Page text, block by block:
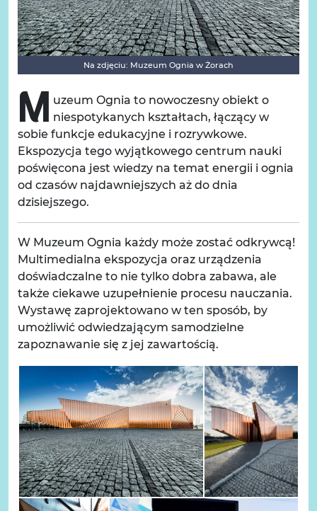
Na zdjęciu: Muzeum Ognia w Żorach
Muzeum Ognia to nowoczesny obiekt o niespotykanych kształtach, łączący w
sobie funkcje edukacyjne i rozrywkowe.
Ekspozycja tego wyjątkowego centrum nauki
poświęcona jest wiedzy na temat energii i ognia
od czasów najdawniejszych aż do dnia
dzisiejszego.
W Muzeum Ognia każdy może zostać odkrywcą!
Multimedialna ekspozycja oraz urządzenia
doświadczalne to nie tylko dobra zabawa, ale
także ciekawe uzupełnienie procesu nauczania.
Wystawę zaprojektowano w ten sposób, by
umożliwić odwiedzającym samodzielne
zapoznawanie się z jej zawartością.